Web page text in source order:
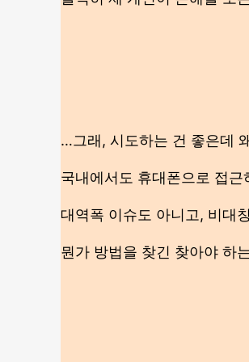
…그래, 시도하는 건 좋은데
국내에서도 휴대폰으로 접
대역폭 이슈도 아니고, 비대
뭔가 방법을 찾긴 찾아야 하